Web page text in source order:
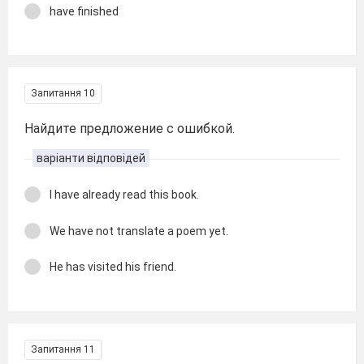
have finished
Запитання 10
Найдите предложение с ошибкой.
варіанти відповідей
I have already read this book.
We have not translate a poem yet.
He has visited his friend.
Запитання 11